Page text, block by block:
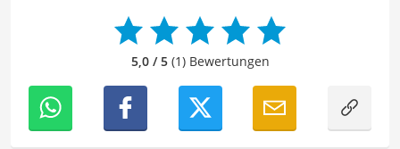
Ideen in den Lektoratsprozess ein, um sicherzustellen,
dass die Texte sowohl qualitativ hochwertig als auch
ansprechend sind.5,0 / 5(1) Bewertungen